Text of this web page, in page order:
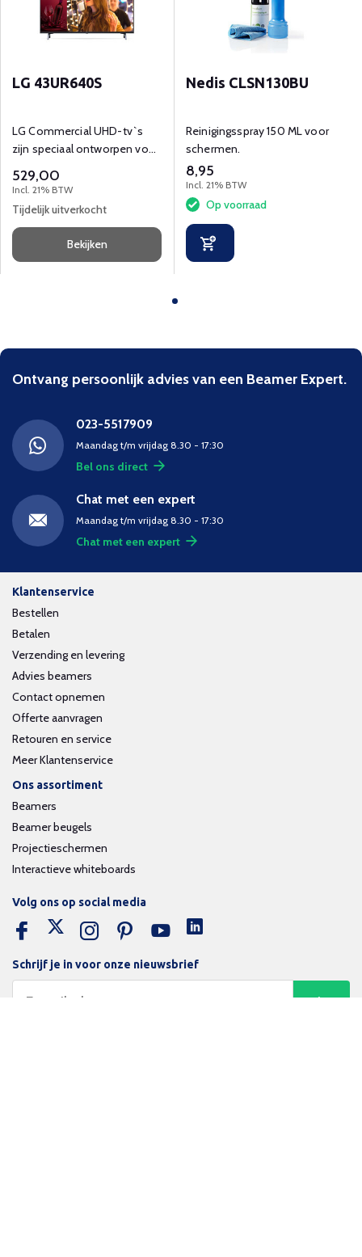
LG 43UR640S
LG Commercial UHD-tv`s
zijn speciaal ontworpen voor
omgevingen.
529,00
Incl. 21% BTW
Tijdelijk uitverkocht
Bekijken
Nedis CLSN130BU
Reinigingsspray 150 ML voor
schermen.
8,95
Incl. 21% BTW
Op voorraad
Ontvang persoonlijk advies van een Beamer Expert.
023-5517909
Maandag t/m vrijdag 8.30 - 17:30
Bel ons direct
Chat met een expert
Maandag t/m vrijdag 8.30 - 17:30
Chat met een expert
Klantenservice
Bestellen
Betalen
Verzending en levering
Advies beamers
Contact opnemen
Offerte aanvragen
Retouren en service
Meer Klantenservice
Ons assortiment
Beamers
Beamer beugels
Projectieschermen
Interactieve whiteboards
Schrijf je in voor onze nieuwsbrief
Volg ons op social media